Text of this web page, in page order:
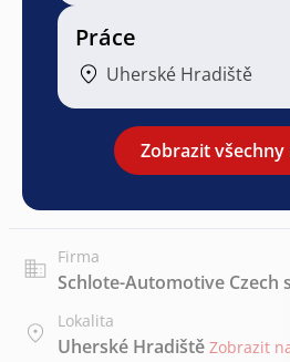
Práce
Uherské Hradiště
Zobrazit
Firma
Schlote-Automotive Czech
Lokalita
Uherské Hradiště Zobrazit